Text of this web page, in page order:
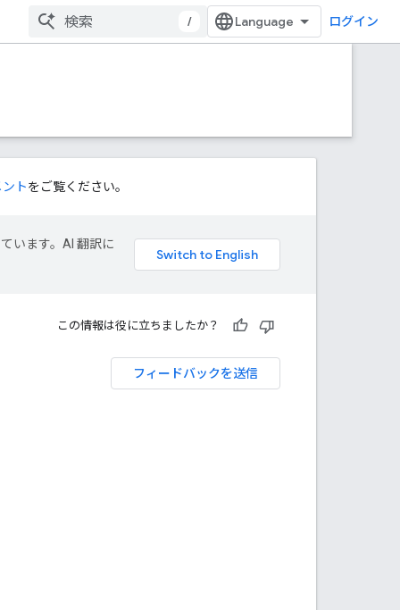
/ ログイン
トをご覧ください。
います。AI 翻訳に
この情報は役に立ちましたか？
フィードバックを送信